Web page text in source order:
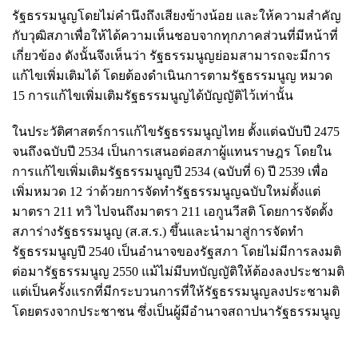
รัฐธรรมนูญโดยไม่คำนึงถึงเสียงข้างน้อย และให้ความสำคัญ
กับวุฒิสภาเพื่อให้ได้ความเห็นชอบจากทุกภาคส่วนที่มีหน้าที่
เกี่ยวข้อง ดังนั้นจึงเห็นว่า รัฐธรรมนูญย่อมสามารถจะมีการ
แก้ไขเพิ่มเติมได้ โดยต้องดำเนินการตามรัฐธรรมนูญ หมวด
15 การแก้ไขเพิ่มเติมรัฐธรรมนูญได้บัญญัติไว้เท่านั้น
ในประวัติศาสตร์การแก้ไขรัฐธรรมนูญไทย ตั้งแต่ฉบับปี 2475
จนถึงฉบับปี 2534 เป็นการเสนอต่อสภาผู้แทนราษฎร โดยใน
การแก้ไขเพิ่มเติมรัฐธรรมนูญปี 2534 (ฉบับที่ 6) ปี 2539 เพื่อ
เพิ่มหมวด 12 ว่าด้วยการจัดทำรัฐธรรมนูญฉบับใหม่ตั้งแต่
มาตรา 211 ทวิ ไปจนถึงมาตรา 211 เอกูนวีสติ โดยการจัดตั้ง
สภาร่างรัฐธรรมนูญ (ส.ส.ร.) ขึ้นและนำมาสู่การจัดทำ
รัฐธรรมนูญปี 2540 เป็นอำนาจของรัฐสภา โดยไม่มีการลงมติ
ต่อมารัฐธรรมนูญ 2550 แม้ไม่มีบทบัญญัติให้ต้องลงประชามติ
แต่เป็นครั้งแรกที่มีกระบวนการที่ให้รัฐธรรมนูญลงประชามติ
โดยตรงจากประชาชน ซึ่งเป็นผู้มีอำนาจสถาปนารัฐธรรมนูญ